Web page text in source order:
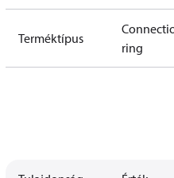
Terméktípus
ring